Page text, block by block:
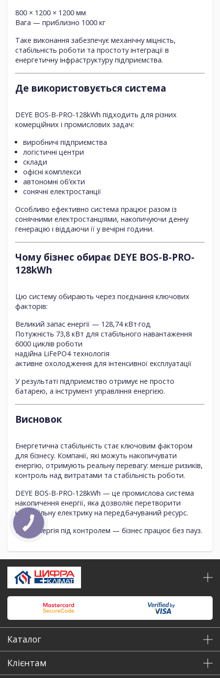
800 × 1200 × 1200 мм
Вага — приблизно 1000 кг
Таке виконання забезпечує механічну міцність,
стабільність роботи та простоту інтеграції в
енергетичну інфраструктуру підприємства.
Де використовується система
DEYE BOS-B-PRO-128kWh підходить для різних
комерційних і промислових задач:
виробничі підприємства
логістичні центри
склади
офісні комплекси
автономні об’єкти
сонячні електростанції
Особливо ефективно система працює разом із
сонячними електростанціями, накопичуючи денну
генерацію і віддаючи її у вечірні години.
Чому бізнес обирає DEYE BOS-B-PRO-
128kWh
Цю систему обирають через поєднання ключових
факторів:
Великий запас енергії — 128,74 кВт·год
Потужність 73,8 кВт для стабільного навантаження
6000 циклів роботи
надійна LiFePO4 технологія
активне охолодження для інтенсивної експлуатації
У результаті підприємство отримує не просто
батарею, а інструмент управління енергією.
Висновок
Енергетична стабільність стає ключовим фактором
для бізнесу. Компанії, які можуть накопичувати
енергію, отримують реальну перевагу: менше ризиків,
контроль над витратами та стабільність роботи.
DEYE BOS-B-PRO-128kWh — це промислова система
накопичення енергії, яка дозволяє перетворити
нестабільну електрику на передбачуваний ресурс.
Коли енергія під контролем — бізнес працює без пауз.
Каталог
Клієнтам